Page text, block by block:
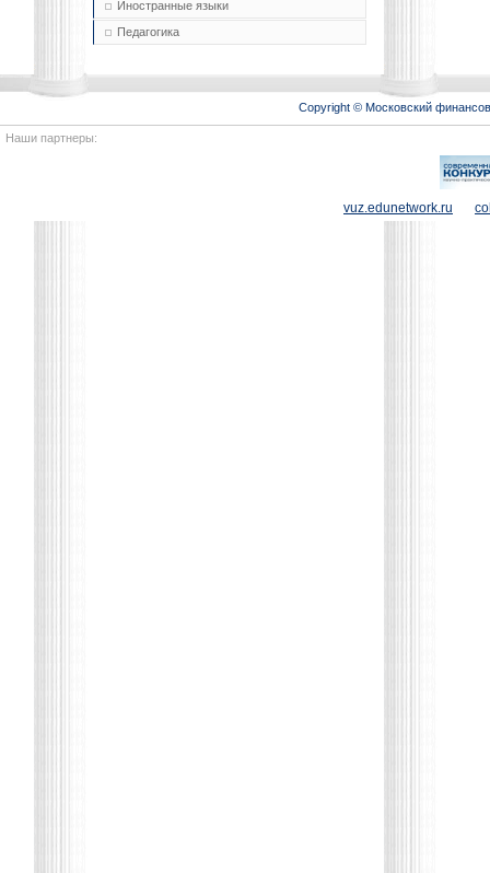
Иностранные языки
Педагогика
Copyright © Московский
Наши партнеры:
vuz.edunetwork.ru